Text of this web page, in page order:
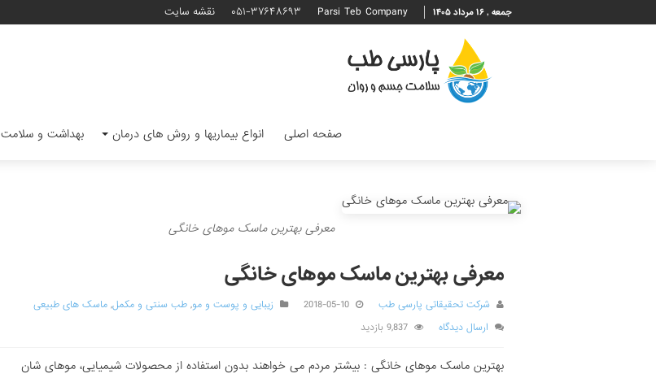
جمعه , ۱۶ مرداد ۱۴۰۵ Parsi Teb Company ۰۵۱-۳۷۶۴۸۶۹۳ نقشه سایت
صفحه اصلی انواع بیماریها و روش های درمان بهداشت و سلامت
معرفی بهترین ماسک موهای خانگی
معرفی بهترین ماسک موهای خانگی
شرکت تحقیقاتی پارسی طب 2018-05-10 زیبایی و پوست و مو, طب سنتی و مکمل, ماسک های طبیعی
ارسال دیدگاه
9,837 بازدید
بهترین ماسک موهای خانگی : بیشتر مردم می خواهند بدون استفاده از محصولات شیمیایی، موهای شان